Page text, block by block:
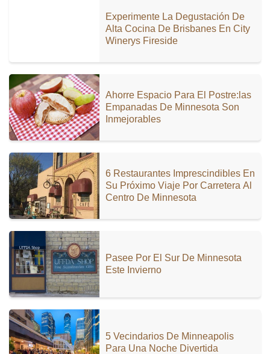
Experimente La Degustación De
Alta Cocina De Brisbanes En City
Winerys Fireside
Ahorre Espacio Para El Postre:las
Empanadas De Minnesota Son
Inmejorables
6 Restaurantes Imprescindibles En
Su Próximo Viaje Por Carretera Al
Centro De Minnesota
Pasee Por El Sur De Minnesota
Este Invierno
5 Vecindarios De Minneapolis
Para Una Noche Divertida